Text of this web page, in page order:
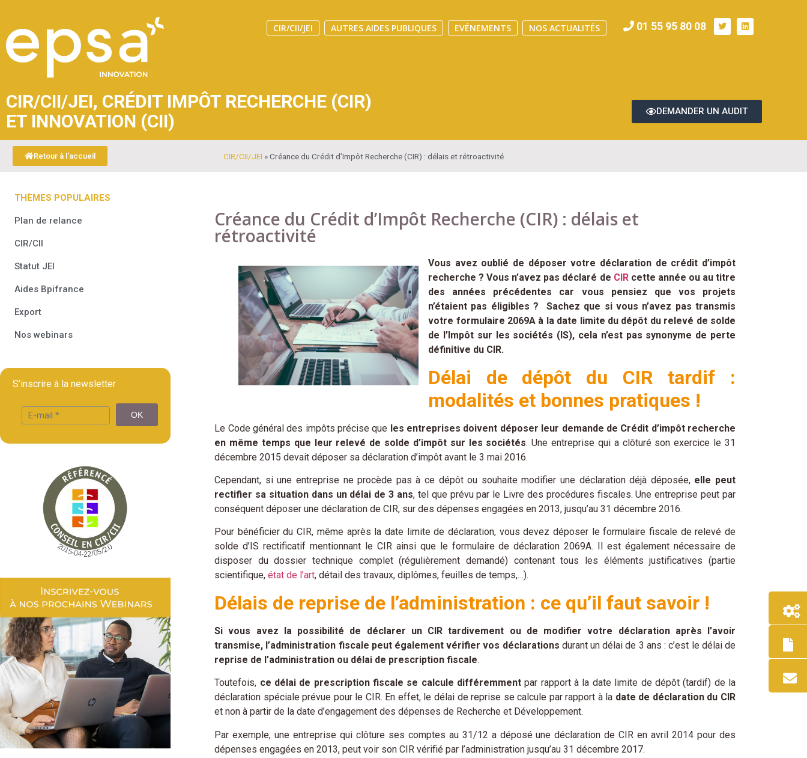
CIR/CII/JEI AUTRES AIDES PUBLIQUES EVÉNEMENTS NOS ACTUALITÉS 01 55 95 80 08
CIR/CII/JEI, CRÉDIT IMPÔT RECHERCHE (CIR)
ET INNOVATION (CII)
DEMANDER UN AUDIT
Retour à l'accueil CIR/CII/JEI »Créance du Crédit d’Impôt Recherche (CIR) : délais et rétroactivité
THÈMES POPULAIRES
Plan de relance
CIR/CII
Statut JEI
Aides Bpifrance
Export
Nos webinars
S’inscrire à la newsletter
Créance du Crédit d’Impôt Recherche (CIR) : délais et
rétroactivité
Vous avez oublié de déposer votre déclaration de crédit d’impôt
recherche ? Vous n’avez pas déclaré de CIRcette année ou au titre
des années précédentes car vous pensiez que vos projets
n’étaient pas éligibles ? Sachez que si vous n’avez pas transmis
votre formulaire 2069A à la date limite du dépôt du relevé de solde
de l’Impôt sur les sociétés (IS), cela n’est pas synonyme de perte
définitive du CIR.
Délai de dépôt du CIR tardif :
modalités et bonnes pratiques !
Le Code général des impôts précise que les entreprises doivent déposer leur demande de Crédit d’impôt recherche
en même temps que leur relevé de solde d’impôt sur les sociétés. Une entreprise qui a clôturé son exercice le 31
décembre 2015 devait déposer sa déclaration d’impôt avant le 3 mai 2016.
Cependant, si une entreprise ne procède pas à ce dépôt ou souhaite modifier une déclaration déjà déposée, elle peut
rectifier sa situation dans un délai de 3 ans, tel que prévu par le Livre des procédures fiscales. Une entreprise peut par
conséquent déposer une déclaration de CIR, sur des dépenses engagées en 2013, jusqu’au 31 décembre 2016.
Pour bénéficier du CIR, même après la date limite de déclaration, vous devez déposer le formulaire fiscale de relevé de
solde d’IS rectificatif mentionnant le CIR ainsi que le formulaire de déclaration 2069A. Il est également nécessaire de
disposer du dossier technique complet (régulièrement demandé) contenant tous les éléments justificatives (partie
scientifique,état de l’art, détail des travaux, diplômes, feuilles de temps,…).
Délais de reprise de l’administration : ce qu’il faut savoir !
Si vous avez la possibilité de déclarer un CIR tardivement ou de modifier votre déclaration après l’avoir
transmise, l’administration fiscale peut également vérifier vos déclarations durant un délai de 3 ans : c’est le délai de
reprise de l’administration ou délai de prescription fiscale.
Toutefois, ce délai de prescription fiscale se calcule différemment par rapport à la date limite de dépôt (tardif) de la
déclaration spéciale prévue pour le CIR. En effet, le délai de reprise se calcule par rapport à la date de déclaration du CIR
et non à partir de la date d’engagement des dépenses de Recherche et Développement.
Par exemple, une entreprise qui clôture ses comptes au 31/12 a déposé une déclaration de CIR en avril 2014 pour des
dépenses engagées en 2013, peut voir son CIR vérifié par l’administration jusqu’au 31 décembre 2017.